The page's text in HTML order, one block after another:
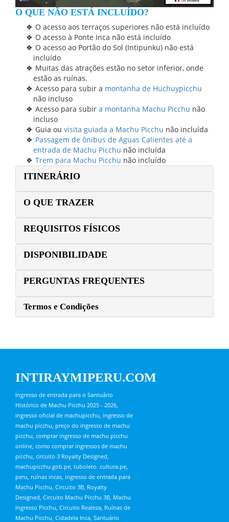
O QUE NÃO ESTÁ INCLUÍDO?
O acesso aos terraços superiores não está incluído
O acesso à Ponte Inca não está incluído
O acesso ao Portão do Sol (Intipunku) não está
incluído
Muitas das atrações estão no setor inferior, onde
estão as ruínas.
Acesso para subir a montanha de Huchuypicchu
não incluso
Acesso para subira montanha Machu Picchu não
incluso
Guia ouvisita guiada a Machu Picchu não incluída
Passagem de ônibus de Aguas Calientes até a
entrada de Machu Picchu não incluída
Trem para Machu Picchu não incluído
ITINERÁRIO
O QUE TRAZER
REQUISITOS FÍSICOS
DISPONIBILIDADE
PERGUNTAS FREQUENTES
Termos e Condições
INTIRAYMIPERU.COM
Ingresso de entrada para o Santuário
Histórico de Machu Picchu 2025 - 2026,
ingresso oficial de machupicchu, ingresso de
machu picchu, preço do ingresso de machu
picchu, comprar ingresso de machu picchu
online, como comprar ingressos de machu
picchu, circuito 3 Royalty Designed,
machupicchu.gob.pe, tuboleto. cultura.pe,
peru, ruínas incas, ingresso de entrada para
Machu Picchu, Circuito 3B, Royalty
Designed, Circuito Machu Picchu 3B, Machu
Ingresso Picchu, Circuito Realeza, Ruínas de
Machu Picchu, Cidadela Inca, Santuário